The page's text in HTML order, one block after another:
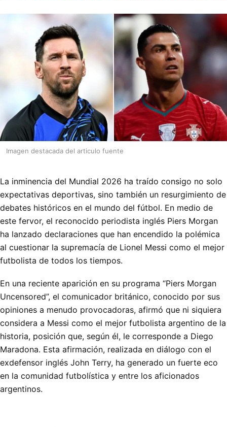
Imagen destacada del articulo fuente
La inminencia del Mundial 2026 ha traído consigo no solo
expectativas deportivas, sino también un resurgimiento de
debates históricos en el mundo del fútbol. En medio de
este fervor, el reconocido periodista inglés Piers Morgan
ha lanzado declaraciones que han encendido la polémica
al cuestionar la supremacía de Lionel Messi como el mejor
futbolista de todos los tiempos.
En una reciente aparición en su programa “Piers Morgan
Uncensored”, el comunicador británico, conocido por sus
opiniones a menudo provocadoras, afirmó que ni siquiera
considera a Messi como el mejor futbolista argentino de la
historia, posición que, según él, le corresponde a Diego
Maradona. Esta afirmación, realizada en diálogo con el
exdefensor inglés John Terry, ha generado un fuerte eco
en la comunidad futbolística y entre los aficionados
argentinos.